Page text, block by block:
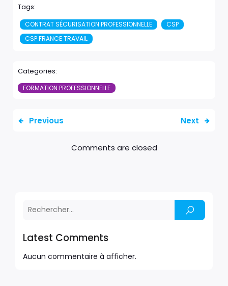
Latest Comments
Aucun commentaire à afficher.
Tags:
CONTRAT SÉCURISATION PROFESSIONNELLE
CSP
CSP FRANCE TRAVAIL
Categories:
FORMATION PROFESSIONNELLE
Previous Next
Comments are closed